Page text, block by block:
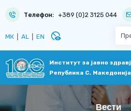
Телефон: +389 (0)2 3125 044
МК AL EN disabled_visible
Институт за јавно
Република С. Македонија
Вести